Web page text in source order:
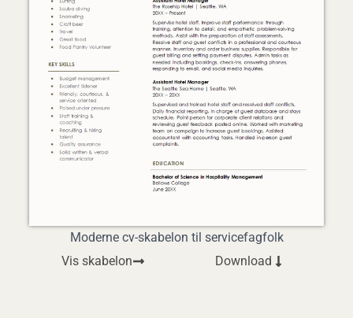
Moderne cv-skabelon til servicefagfolk
Vis skabelon
Download